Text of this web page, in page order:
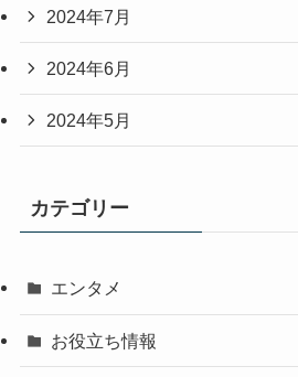
2024年7月
2024年6月
2024年5月
カテゴリー
エンタメ
お役立ち情報